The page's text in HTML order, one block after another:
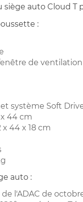
siège auto Cloud T
:
de
système Soft
44 cm
x 44 x 18 cm
auto :
l'ADAC de